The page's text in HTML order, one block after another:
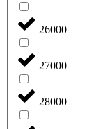
26000
27000
28000